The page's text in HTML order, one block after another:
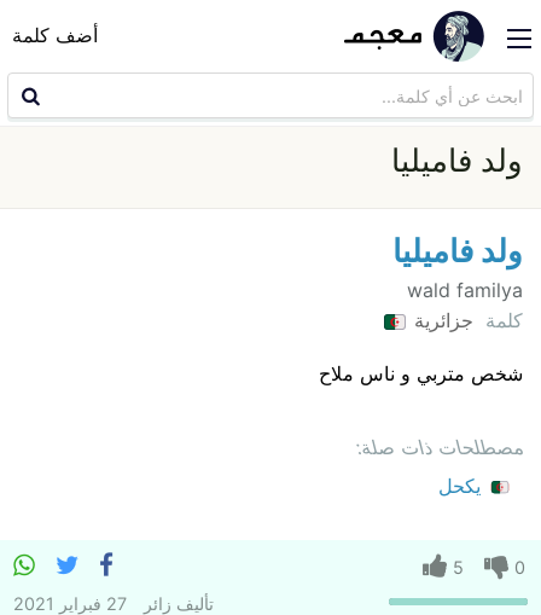
أضف كلمة
ولد فاميليا
ولد فاميليا
wald familya
كلمة جزائرية
شخص متربي و ناس ملاح
مصطلحات ذات صلة:
يكحل
0
5
تأليف زائر 27 فبراير 2021